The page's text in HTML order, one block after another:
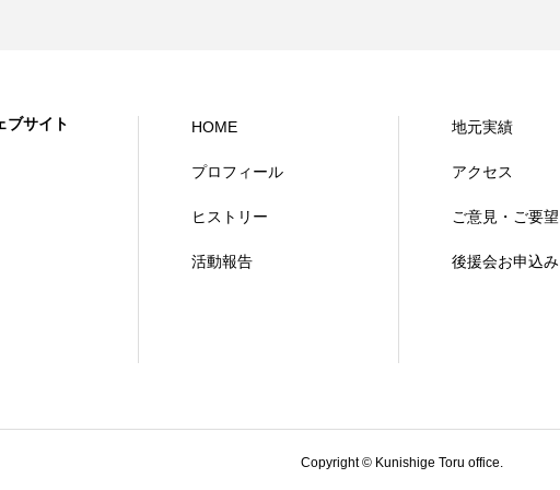
HOME
プロフィール
ヒストリー
活動報告
地元実績
アクセス
ご意見・ご要望
後援会お申込み
Copyright © Kunishige Toru office.